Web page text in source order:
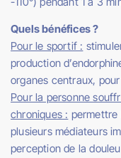
Quels bénéfices ?
Pour le sportif :
production
organes centraux,
Pour la personne
chroniques : permettre
plusieurs médiateurs
perception de la